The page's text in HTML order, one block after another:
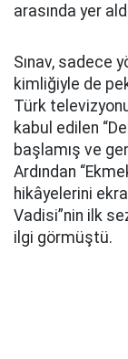
arasında yer
Sınav, sadece
kimliğiyle de
Türk
kabul edilen
başlamış ve
Ardından
hikâyelerini
Vadisi”nin ilk
ilgi görmüştü.